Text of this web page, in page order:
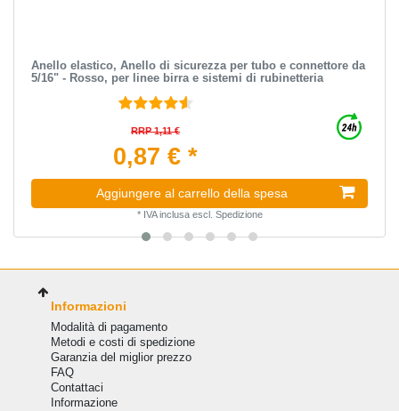
Anello elastico, Anello di sicurezza per tubo e connettore da
5/16" - Rosso, per linee birra e sistemi di rubinetteria
RRP 1,11 €
0,87 € *
Aggiungere al carrello della spesa
* IVA inclusaescl. Spedizione
Informazioni
Modalità di pagamento
Metodi e costi di spedizione
Garanzia del miglior prezzo
FAQ
Сontattaci
Informazione